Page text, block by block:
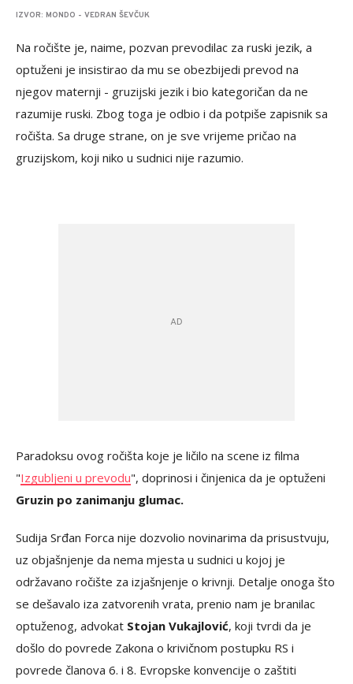
IZVOR: MONDO - VEDRAN ŠEVČUK
Na ročište je, naime, pozvan prevodilac za ruski jezik, a
optuženi je insistirao da mu se obezbijedi prevod na
njegov maternji - gruzijski jezik i bio kategoričan da ne
razumije ruski. Zbog toga je odbio i da potpiše zapisnik sa
ročišta. Sa druge strane, on je sve vrijeme pričao na
gruzijskom, koji niko u sudnici nije razumio.
Paradoksu ovog ročišta koje je ličilo na scene iz filma
"Izgubljeni u prevodu", doprinosi i činjenica da je optuženi
Gruzin po zanimanju glumac.
Sudija Srđan Forca nije dozvolio novinarima da prisustvuju,
uz objašnjenje da nema mjesta u sudnici u kojoj je
održavano ročište za izjašnjenje o krivnji. Detalje onoga što
se dešavalo iza zatvorenih vrata, prenio nam je branilac
optuženog, advokat Stojan Vukajlović, koji tvrdi da je
došlo do povrede Zakona o krivičnom postupku RS i
povrede članova 6. i 8. Evropske konvencije o zaštiti